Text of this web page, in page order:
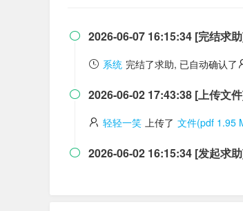
 2026-06-07 16:15:34 [完结求
系统 完结了求助, 已自动确认了
 2026-06-02 17:43:38 [上传文
轻轻一笑 上传了 文件(pdf 1.95
 2026-06-02 16:15:34 [发起求